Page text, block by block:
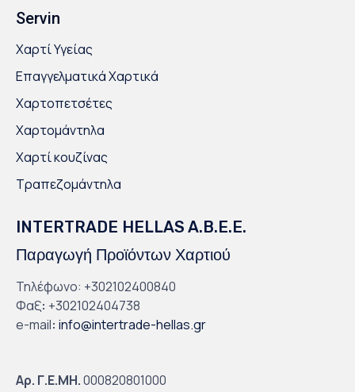
Servin
Χαρτί Υγείας
Επαγγελματικά Χαρτικά
Χαρτοπετσέτες
Χαρτομάντηλα
Χαρτί κουζίνας
Τραπεζομάντηλα
INTERTRADE HELLAS A.B.E.E.
Παραγωγή Προϊόντων Χαρτιού
Τηλέφωνο: +302102400840
Φαξ: +302102404738
e-mail: info@intertrade-hellas.gr
Αρ. Γ.Ε.ΜΗ.000820801000